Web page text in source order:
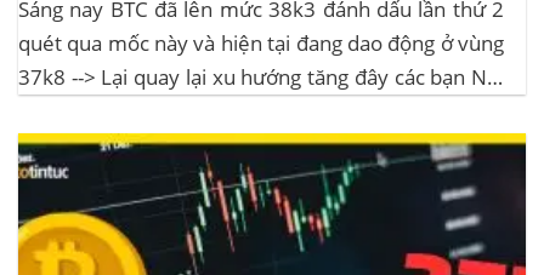
Sáng nay BTC đã lên mức 38k3 đánh dấu lần thứ 2
quét qua mốc này và hiện tại đang dao động ở vùng
37k8 --> Lại quay lại xu hướng tăng đây các bạn Nội
hợp tác của AlgorandNhu...